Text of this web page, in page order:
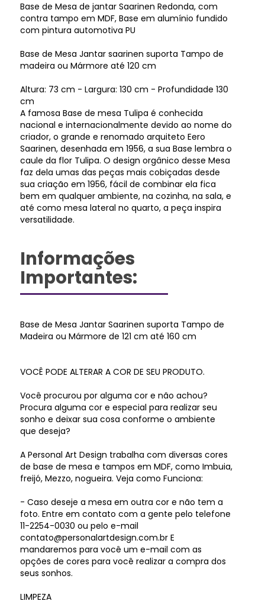
Base de Mesa de jantar Saarinen Redonda, com
contra tampo em MDF, Base em alumínio fundido
com pintura automotiva PU
Base de Mesa Jantar saarinen suporta Tampo de
madeira ou Mármore até 120 cm
Altura: 73 cm - Largura: 130 cm - Profundidade 130
cm
A famosa Base de mesa Tulipa é conhecida
nacional e internacionalmente devido ao nome do
criador, o grande e renomado arquiteto Eero
Saarinen, desenhada em 1956, a sua Base lembra o
caule da flor Tulipa. O design orgânico desse Mesa
faz dela umas das peças mais cobiçadas desde
sua criação em 1956, fácil de combinar ela fica
bem em qualquer ambiente, na cozinha, na sala, e
até como mesa lateral no quarto, a peça inspira
versatilidade.
Informações
Importantes:
Base de Mesa Jantar Saarinen suporta Tampo de
Madeira ou Mármore de 121 cm até 160 cm
VOCÊ PODE ALTERAR A COR DE SEU PRODUTO.
Você procurou por alguma cor e não achou?
Procura alguma cor e especial para realizar seu
sonho e deixar sua cosa conforme o ambiente
que deseja?
A Personal Art Design trabalha com diversas cores
de base de mesa e tampos em MDF, como Imbuia,
freijó, Mezzo, nogueira. Veja como Funciona:
- Caso deseje a mesa em outra cor e não tem a
foto. Entre em contato com a gente pelo telefone
11-2254-0030 ou pelo e-mail
contato@personalartdesign.com.br E
mandaremos para você um e-mail com as
opções de cores para você realizar a compra dos
seus sonhos.
LIMPEZA